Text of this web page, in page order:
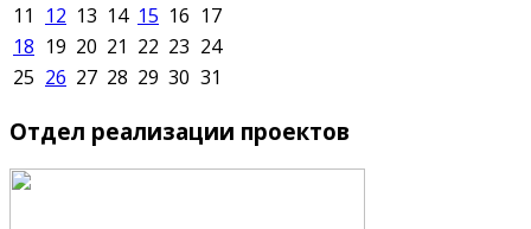
11
12 13 14 15 16 17
18 19 20 21 22 23 24
25 26 27 28 29 30 31
Отдел реализации проектов